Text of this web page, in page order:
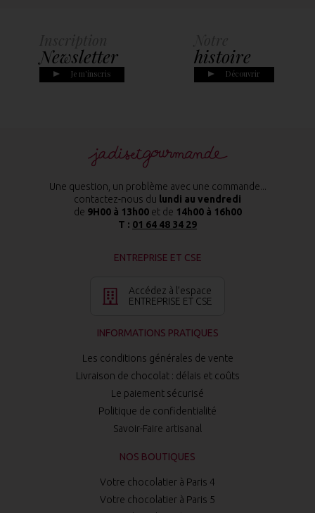
Newsletter
Je m'inscris
histoire
Découvrir
Une question, un problème avec une commande...
contactez-nous du lundi au vendredi
de 9H00 à 13h00et de 14h00 à 16h00
T : 01 64 48 34 29
ENTREPRISE ET CSE
Accédez à l’espace
ENTREPRISE ET CSE
INFORMATIONS PRATIQUES
Les conditions générales de vente
Livraison de chocolat : délais et coûts
Le paiement sécurisé
Politique de confidentialité
Savoir-Faire artisanal
NOS BOUTIQUES
Votre chocolatier à Paris 4
Votre chocolatier à Paris 5